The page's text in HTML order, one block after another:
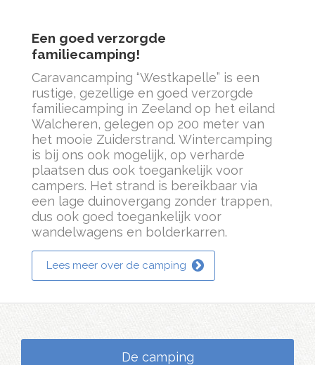
Een goed verzorgde
familiecamping!
Caravancamping “Westkapelle” is een
rustige, gezellige en goed verzorgde
familiecamping in Zeeland op het eiland
Walcheren, gelegen op 200 meter van
het mooie Zuiderstrand. Wintercamping
is bij ons ook mogelijk, op verharde
plaatsen dus ook toegankelijk voor
campers. Het strand is bereikbaar via
een lage duinovergang zonder trappen,
dus ook goed toegankelijk voor
wandelwagens en bolderkarren.
Lees meer over de camping
De camping